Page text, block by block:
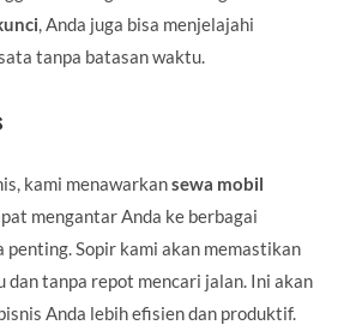
, Anda juga bisa menjelajahi
tanpa batasan waktu.
kami menawarkansewa mobil
mengantar Anda ke berbagai
penting. Sopir kami akan memastikan
tanpa repot mencari jalan. Ini akan
Anda lebih efisien dan produktif.